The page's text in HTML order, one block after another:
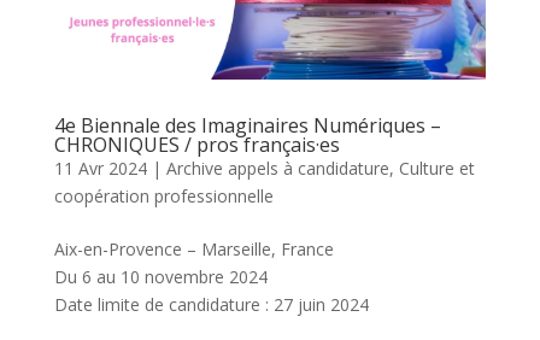
4e Biennale des Imaginaires Numériques –
CHRONIQUES / pros français·es
11 Avr 2024| Archive appels à candidature, Culture et
coopération professionnelle
Aix-en-Provence – Marseille, France
Du 6 au 10 novembre 2024
Date limite de candidature : 27 juin 2024